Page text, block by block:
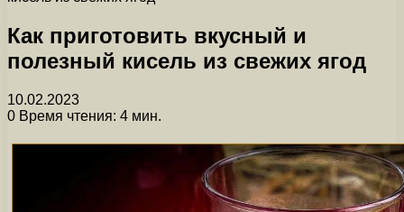
Как приготовить вкусный и
полезный кисель из свежих ягод
10.02.2023
0 Время чтения: 4 мин.